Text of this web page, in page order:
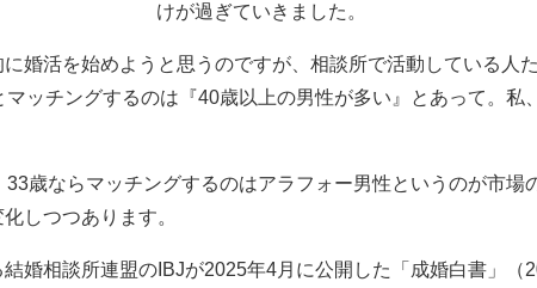
けが過ぎていきました。
に婚活を始めようと思うのですが、相談所で活動している人
ッチングするのは『40歳以上の男性が多い』とあって。私
歳ならマッチングするのはアラフォー男性というのが市場
しつつあります。
婚相談所連盟のIBJが2025年4月に公開した「成婚白書」（